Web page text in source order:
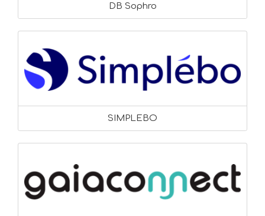
DB Sophro
SIMPLEBO